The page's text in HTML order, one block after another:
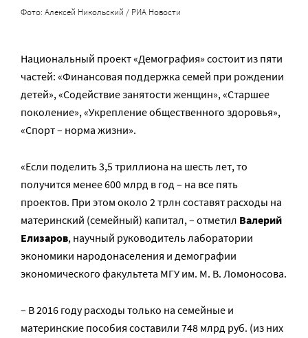
Фото: Алексей Никольский / РИА Новости
Национальный проект «Демография» состоит из пяти
частей: «Финансовая поддержка семей при рождении
детей», «Содействие занятости женщин», «Старшее
поколение», «Укрепление общественного здоровья»,
«Спорт – норма жизни».
«Если поделить 3,5 триллиона на шесть лет, то
получится менее 600 млрд в год – на все пять
проектов. При этом около 2 трлн составят расходы на
материнский (семейный) капитал, – отметил Валерий
Елизаров, научный руководитель лаборатории
экономики народонаселения и демографии
экономического факультета МГУ им. М. В. Ломоносова.
– В 2016 году расходы только на семейные и
материнские пособия составили 748 млрд руб. (из них